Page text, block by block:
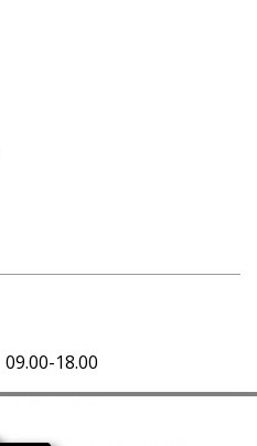
09.00-18.00
10.00-15.00
Enligt Överenskommelse